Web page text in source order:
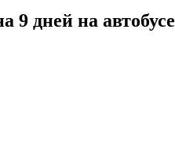
дней на автобусе